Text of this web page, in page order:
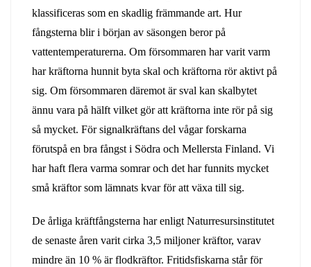
klassificeras som en skadlig främmande art. Hur
fångsterna blir i början av säsongen beror på
vattentemperaturerna. Om försommaren har varit varm
har kräftorna hunnit byta skal och kräftorna rör aktivt på
sig. Om försommaren däremot är sval kan skalbytet
ännu vara på hälft vilket gör att kräftorna inte rör på sig
så mycket. För signalkräftans del vågar forskarna
förutspå en bra fångst i Södra och Mellersta Finland. Vi
har haft flera varma somrar och det har funnits mycket
små kräftor som lämnats kvar för att växa till sig.
De årliga kräftfångsterna har enligt Naturresursinstitutet
de senaste åren varit cirka 3,5 miljoner kräftor, varav
mindre än 10 % är flodkräftor. Fritidsfiskarna står för